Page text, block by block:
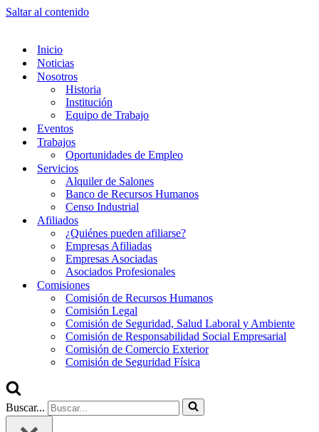
Saltar al contenido
Inicio
Noticias
Nosotros
Historia
Institución
Equipo de Trabajo
Eventos
Trabajos
Oportunidades de Empleo
Servicios
Alquiler de Salones
Banco de Recursos Humanos
Censo Industrial
Afiliados
¿Quiénes pueden afiliarse?
Empresas Afiliadas
Empresas Asociadas
Asociados Profesionales
Comisiones
Comisión de Recursos Humanos
Comisión Legal
Comisión de Seguridad, Salud Laboral y Ambiente
Comisión de Responsabilidad Social Empresarial
Comisión de Comercio Exterior
Comisión de Seguridad Física
Buscar...